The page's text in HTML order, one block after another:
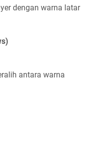
dengan warna latar
antara warna